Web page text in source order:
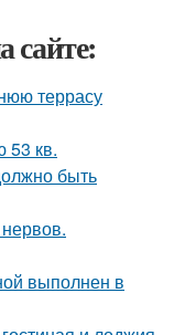
сайте:
террасу
53 кв.
быть
выполнен в